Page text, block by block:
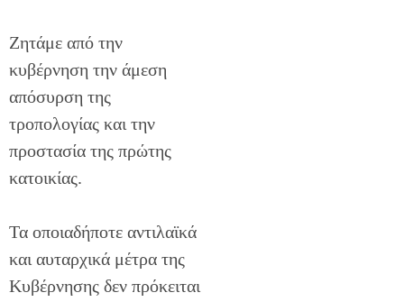
Ζητάμε από την
κυβέρνηση την άμεση
απόσυρση της
τροπολογίας και την
προστασία της πρώτης
κατοικίας.
Τα οποιαδήποτε αντιλαϊκά
και αυταρχικά μέτρα της
Κυβέρνησης δεν πρόκειται